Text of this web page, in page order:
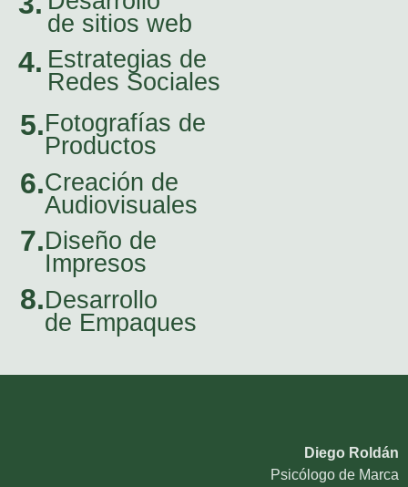
4.
de sitios web
Estrategias de
Redes Sociales
5.
6.
7.
8.
Fotografías de
Productos
Creación de
Audiovisuales
Diseño de
Impresos
Desarrollo
de Empaques
Diego Roldán
Psicólogo de Marca